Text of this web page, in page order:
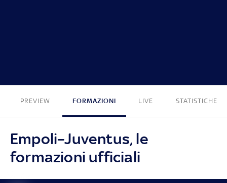
PREVIEW FORMAZIONI LIVE STATISTICHE
Empoli–Juventus, le
formazioni ufficiali